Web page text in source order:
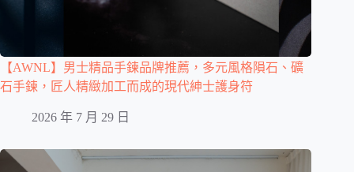
【AWNL】男士精品手鍊品牌推薦，多元風格隕石、礦
石手鍊，匠人精緻加工而成的現代紳士護身符
2026 年 7 月 29 日